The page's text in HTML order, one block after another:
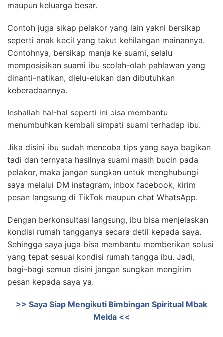
maupun keluarga besar.
Contoh juga sikap pelakor yang lain yakni bersikap
seperti anak kecil yang takut kehilangan mainannya.
Contohnya, bersikap manja ke suami, selalu
memposisikan suami ibu seolah-olah pahlawan yang
dinanti-natikan, dielu-elukan dan dibutuhkan
keberadaannya.
Inshallah hal-hal seperti ini bisa membantu
menumbuhkan kembali simpati suami terhadap ibu.
Jika disini ibu sudah mencoba tips yang saya bagikan
tadi dan ternyata hasilnya suami masih bucin pada
pelakor, maka jangan sungkan untuk menghubungi
saya melalui DM instagram, inbox facebook, kirim
pesan langsung di TikTok maupun chat WhatsApp.
Dengan berkonsultasi langsung, ibu bisa menjelaskan
kondisi rumah tangganya secara detil kepada saya.
Sehingga saya juga bisa membantu memberikan solusi
yang tepat sesuai kondisi rumah tangga ibu. Jadi,
bagi-bagi semua disini jangan sungkan mengirim
pesan kepada saya ya.
>> Saya Siap Mengikuti Bimbingan Spiritual Mbak
Meida <<